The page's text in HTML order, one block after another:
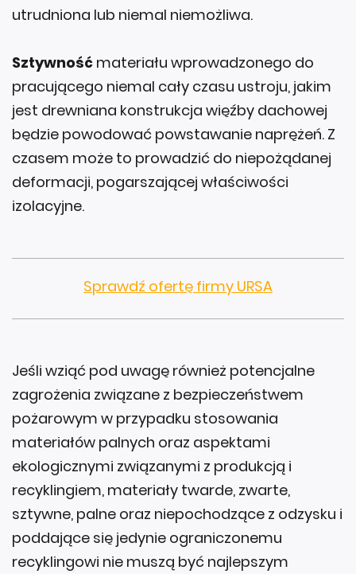
utrudniona lub niemal niemożliwa.
Sztywność materiału wprowadzonego do
pracującego niemal cały czasu ustroju, jakim
jest drewniana konstrukcja więźby dachowej
będzie powodować powstawanie naprężeń. Z
czasem może to prowadzić do niepożądanej
deformacji, pogarszającej właściwości
izolacyjne.
Sprawdź ofertę firmy URSA
Jeśli wziąć pod uwagę również potencjalne
zagrożenia związane z bezpieczeństwem
pożarowym w przypadku stosowania
materiałów palnych oraz aspektami
ekologicznymi związanymi z produkcją i
recyklingiem, materiały twarde, zwarte,
sztywne, palne oraz niepochodzące z odzysku i
poddające się jedynie ograniczonemu
recyklingowi nie muszą być najlepszym